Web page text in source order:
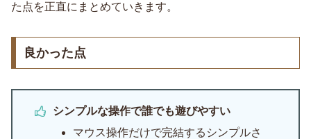
た点を正直にまとめていきます。
良かった点
シンプルな操作で誰でも遊びやすい
マウス操作だけで完結するシンプルさ